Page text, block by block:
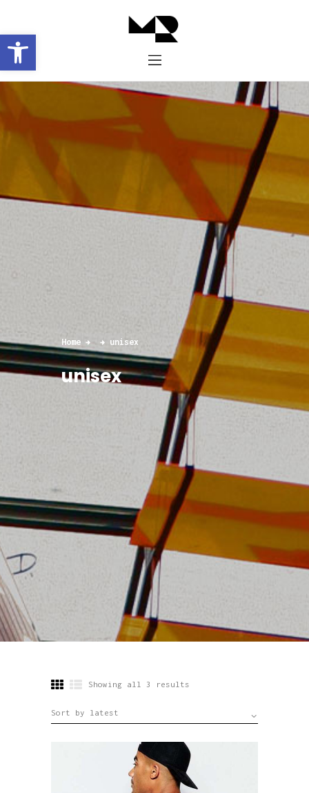
Abrir barra de herramientas
Home unisex
unisex
Inicio
Historia
Proyectos
Galería
Contacto
Showing all 3 results